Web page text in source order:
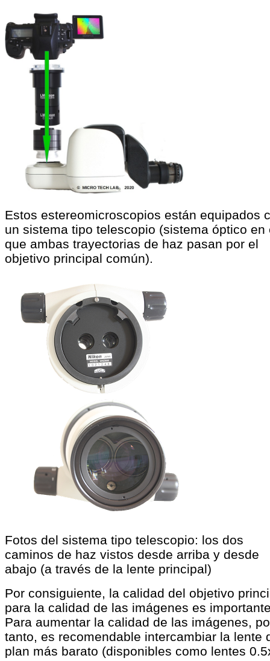
Estos estereomicroscopios están equipados
un sistema tipo telescopio (sistema óptico en
que ambas trayectorias de haz pasan por el
objetivo principal común).
Fotos del sistema tipo telescopio: los dos
caminos de haz vistos desde arriba y desde
abajo (a través de la lente principal)
Por consiguiente, la calidad del objetivo
para la calidad de las imágenes es
Para aumentar la calidad de las imágenes,
tanto, es recomendable intercambiar la lente
plan más barato (disponibles como lentes